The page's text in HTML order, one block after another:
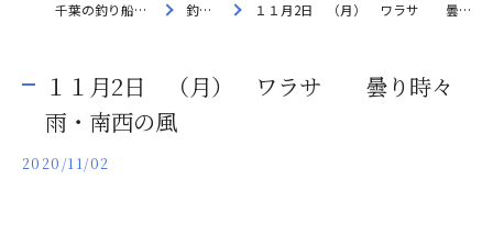
千葉の釣り船なら新盛丸 釣果速報 １１月2日 （月） ワラサ 曇り時々雨・南西の風
１１月2日 （月） ワラサ 曇り時々
雨・南西の風
2020/11/02